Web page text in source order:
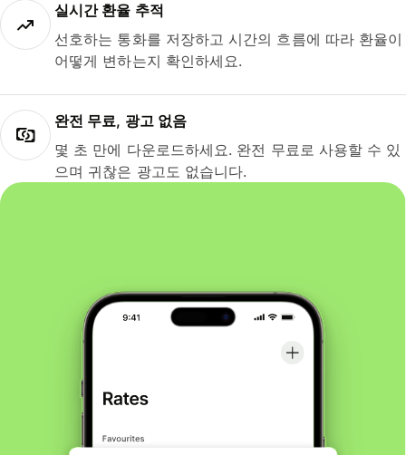
실시간 환율 추적
선호하는 통화를 저장하고 시간의 흐름에 따라 환율이
어떻게 변하는지 확인하세요.
완전 무료, 광고 없음
몇 초 만에 다운로드하세요. 완전 무료로 사용할 수 있
으며 귀찮은 광고도 없습니다.